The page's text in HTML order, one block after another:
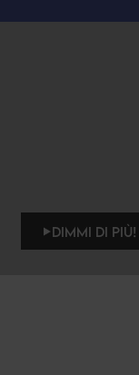
DIMMI DI PIÙ!